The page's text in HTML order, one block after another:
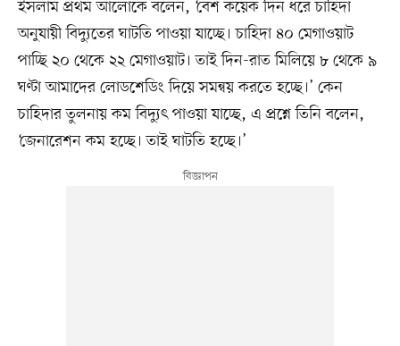
ইসলাম প্রথম আলোকে বলেন, ‘বেশ কয়েক দিন ধরে চাহিদা
অনুযায়ী বিদ্যুতের ঘাটতি পাওয়া যাচ্ছে। চাহিদা ৪০ মেগাওয়াট
পাচ্ছি ২০ থেকে ২২ মেগাওয়াট। তাই দিন-রাত মিলিয়ে ৮ থেকে ৯
ঘণ্টা আমাদের লোডশেডিং দিয়ে সমন্বয় করতে হচ্ছে।’ কেন
চাহিদার তুলনায় কম বিদ্যুৎ পাওয়া যাচ্ছে, এ প্রশ্নে তিনি বলেন,
‘জেনারেশন কম হচ্ছে। তাই ঘাটতি হচ্ছে।’